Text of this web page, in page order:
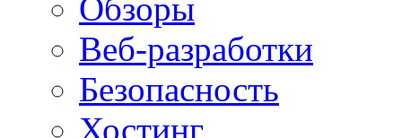
Обзоры
Веб-разработки
Безопасность
Хостинг